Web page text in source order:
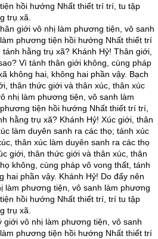
hồi hướng Nhất thiết trí trí, tu tập
trụ xã.
giới vô nhị làm phương tiện, vô sanh
phương tiện hồi hướng Nhất thiết trí
hằng trụ xã? Khánh Hỷ! Thân giới,
Vì tánh thân giới không, cùng pháp
không hai, không hai phần vậy. Bạch
thân thức giới và thân xúc, thân xúc
nhị làm phương tiện, vô sanh làm
tiện hồi hướng Nhất thiết trí trí,
hằng trụ xã? Khánh Hỷ! Xúc giới, thân
làm duyên sanh ra các thọ; tánh xúc
thân xúc làm duyên sanh ra các thọ
giới, thân thức giới và thân xúc, thân
không, cùng pháp vô vong thất, tánh
hai phần vậy. Khánh Hỷ! Do đấy nên
làm phương tiện, vô sanh làm phương
hồi hướng Nhất thiết trí, trí tu tập
trụ xã.
giới vô nhị làm phương tiện, vô sanh
phương tiện hồi hướng Nhất thiết trí